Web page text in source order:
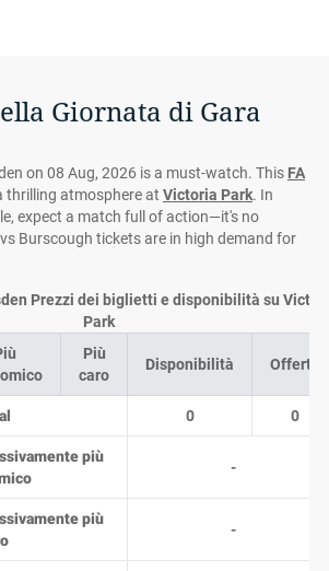
Giornata di Gara
on 08 Aug, 2026 is a must-watch. This FA
thrilling atmosphere at Victoria Park. In
expect a match full of action—it's no
Burscough tickets are in high demand for
Più
caro
Disponibilità Offerte
0 0
più
-
più
-
Prezzi dei biglietti e disponibilità su
Park